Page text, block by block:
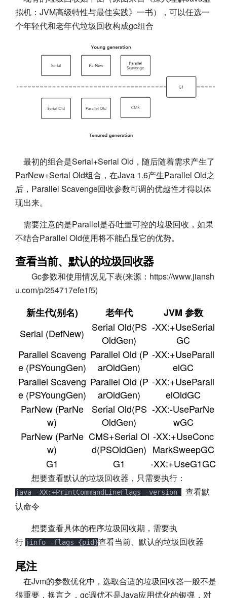
拟机：JVM高级特性与最佳实践》一书），可以任选一
个年轻代和老年代垃圾回收构成gc组合
最初的组合是Serial+Serial Old，随后随着需求产生了
ParNew+Serial Old组合，在Java 1.6产生Parallel Old之
后，Parallel Scavenge回收参数可调的优越性才得以体
现出来。
需要注意的是Parallel是吞吐量可控的垃圾回收，如果
不结合Parallel Old使用将不能凸显它的优势。
查看当前、默认的垃圾回收器
Gc参数和使用情况见下表(来源：https://www.jiansh
u.com/p/254717efe1f5)
新生代(别名) 老年代
JVM 参数
Serial (DefNew)
Serial Old(PS
OldGen)
-XX:+UseSerial
GC
Parallel Scaveng
e (PSYoungGen)
Parallel Old (P
arOldGen)
-XX:+UseParall
elGC
Parallel Scaveng
e (PSYoungGen)
Parallel Old (P
arOldGen)
-XX:+UseParall
elOldGC
ParNew (ParNe
w)
Serial Old(PS
OldGen)
-XX:-UseParNe
wGC
ParNew (ParNe
w)
CMS+Serial Ol
d(PSOldGen)
-XX:+UseConc
MarkSweepGC
G1
G1 -XX:+UseG1GC
想要查看默认的垃圾回收器，只需要执行：
java -XX:+PrintCommandLineFlags -version
查看默
认命令
想要查看具体的程序垃圾回收期，需要执
行 jinfo -flags {pid}查看当前、默认的垃圾回收器
尾注
在Jvm的参数优化中，选取合适的垃圾回收器一般不是
很重要，换言之，gc调优不是Java应用优化的银弹，对